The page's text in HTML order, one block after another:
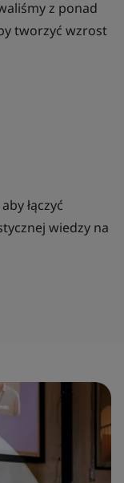
z ponad
tworzyć wzrost
łączyć
wiedzy na